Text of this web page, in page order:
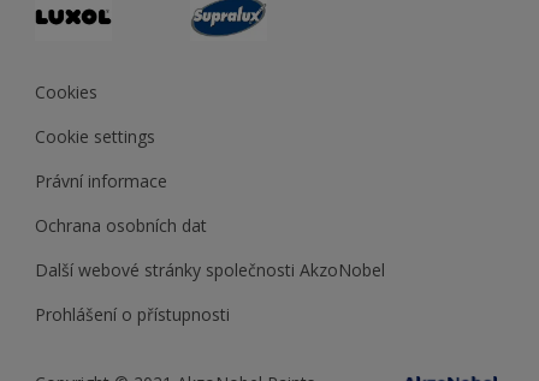
Cookies
Cookie settings
Právní informace
Ochrana osobních dat
Další webové stránky společnosti AkzoNobel
Prohlášení o přístupnosti